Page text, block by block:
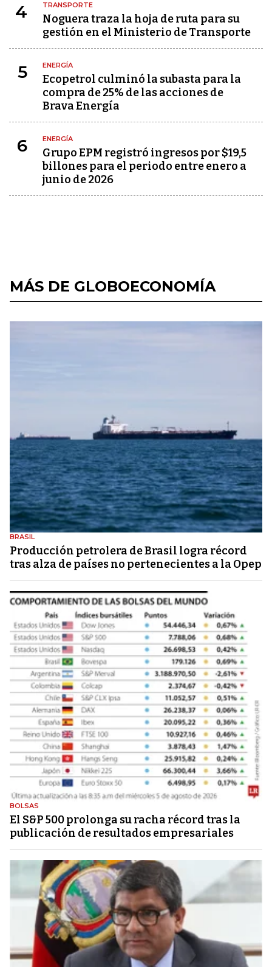
4 TRANSPORTE
Noguera traza la hoja de ruta para su
gestión en el Ministerio de Transporte
5 ENERGÍA
Ecopetrol culminó la subasta para la
compra de 25% de las acciones de
Brava Energía
6 ENERGÍA
Grupo EPM registró ingresos por $19,5
billones para el periodo entre enero a
junio de 2026
MÁS DE GLOBOECONOMÍA
BRASIL
Producción petrolera de Brasil logra récord
tras alza de países no pertenecientes a la Opep
BOLSAS
El S&P 500 prolonga su racha récord tras la
publicación de resultados empresariales